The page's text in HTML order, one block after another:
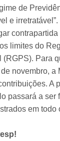
de
e
limites do
(RGPS). Para
novembro, a
A
passará a ser
em todo